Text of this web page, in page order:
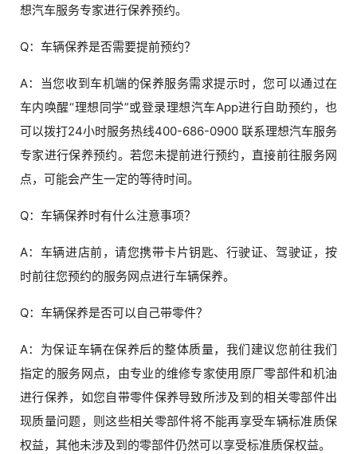
想汽车服务专家进行保养预约。
Q：车辆保养是否需要提前预约？
A：当您收到车机端的保养服务需求提示时，您可以通过在
车内唤醒“理想同学”或登录理想汽车App进行自助预约，也
可以拨打24小时服务热线400-686-0900 联系理想汽车服务
专家进行保养预约。若您未提前进行预约，直接前往服务网
点，可能会产生一定的等待时间。
Q：车辆保养时有什么注意事项？
A：车辆进店前，请您携带卡片钥匙、行驶证、驾驶证，按
时前往您预约的服务网点进行车辆保养。
Q：车辆保养是否可以自己带零件？
A：为保证车辆在保养后的整体质量，我们建议您前往我们
指定的服务网点，由专业的维修专家使用原厂零部件和机油
进行保养，如您自带零件保养导致所涉及到的相关零部件出
现质量问题，则这些相关零部件将不能再享受车辆标准质保
权益，其他未涉及到的零部件仍然可以享受标准质保权益。